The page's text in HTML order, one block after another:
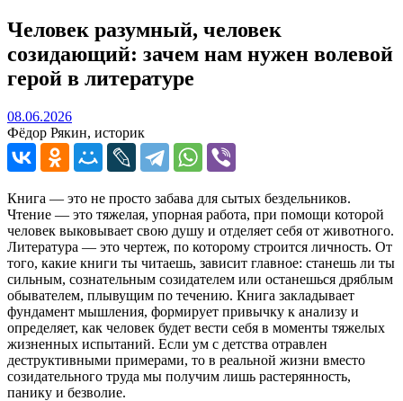
Человек разумный, человек
созидающий: зачем нам нужен волевой
герой в литературе
08.06.202608.06.2026
Фёдор Рякин, историк
Книга — это не просто забава для сытых бездельников.
Чтение — это тяжелая, упорная работа, при помощи которой
человек выковывает свою душу и отделяет себя от животного.
Литература — это чертеж, по которому строится личность. От
того, какие книги ты читаешь, зависит главное: станешь ли ты
сильным, сознательным созидателем или останешься дряблым
обывателем, плывущим по течению. Книга закладывает
фундамент мышления, формирует привычку к анализу и
определяет, как человек будет вести себя в моменты тяжелых
жизненных испытаний. Если ум с детства отравлен
деструктивными примерами, то в реальной жизни вместо
созидательного труда мы получим лишь растерянность,
панику и безволие.